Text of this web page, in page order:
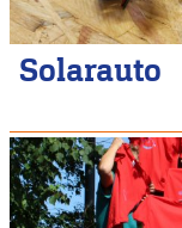
Solarauto